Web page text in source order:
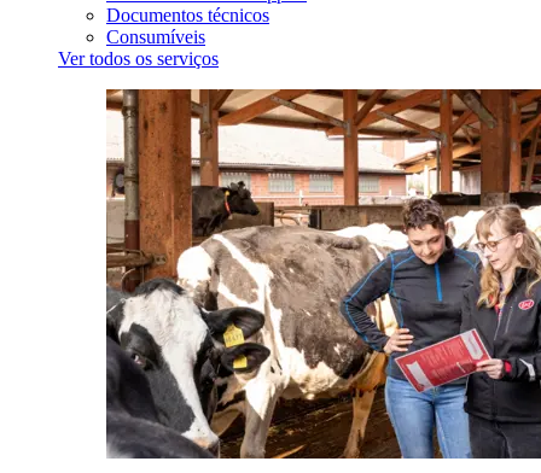
Documentos técnicos
Consumíveis
Ver todos os serviços